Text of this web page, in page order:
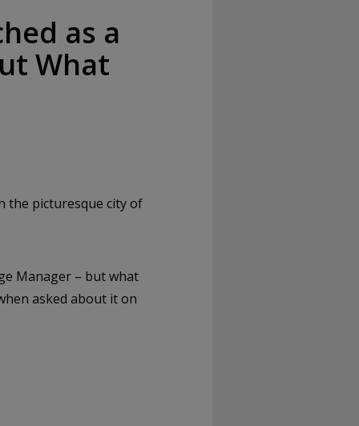
as a
What
the picturesque city of
Manager – but what
asked about it on